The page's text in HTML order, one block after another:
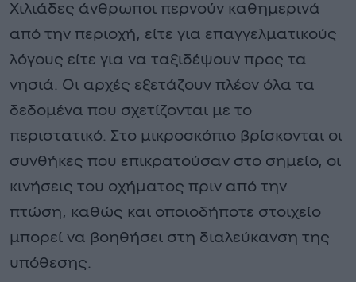
Χιλιάδες άνθρωποι περνούν καθημερινά
από την περιοχή, είτε για επαγγελματικούς
λόγους είτε για να ταξιδέψουν προς τα
νησιά. Οι αρχές εξετάζουν πλέον όλα τα
δεδομένα που σχετίζονται με το
περιστατικό. Στο μικροσκόπιο βρίσκονται οι
συνθήκες που επικρατούσαν στο σημείο, οι
κινήσεις του οχήματος πριν από την
πτώση, καθώς και οποιοδήποτε στοιχείο
μπορεί να βοηθήσει στη διαλεύκανση της
υπόθεσης.